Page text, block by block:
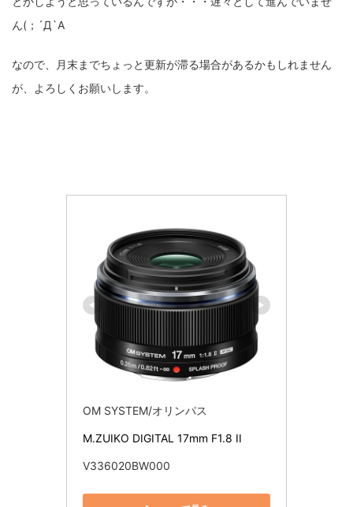
ん(；´Д`A
なので、月末までちょっと更新が滞る場合があるかもしれません
が、よろしくお願いします。
OM SYSTEM/オリンパス
M.ZUIKO DIGITAL 17mm F1.8 II
V336020BW000